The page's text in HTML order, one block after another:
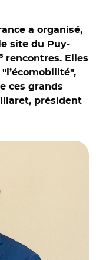
a organisé,
site du Puy-
rencontres. Elles
ces grands
président